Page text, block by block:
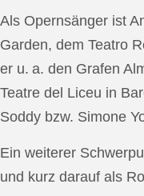
Als Opernsänger ist
Garden, dem Teatro
er u. a. den Grafen
Teatre del Liceu in
Soddy bzw. Simone
Ein weiterer
und kurz darauf als